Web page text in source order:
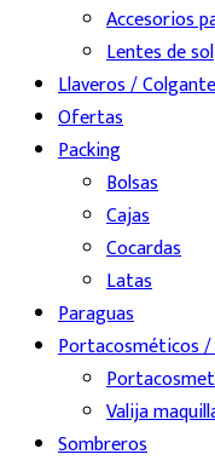
Accesorios
Lentes de sol
Llaveros /
Ofertas
Packing
Bolsas
Cajas
Cocardas
Latas
Paraguas
Portacosméticos /
Valija
Sombreros